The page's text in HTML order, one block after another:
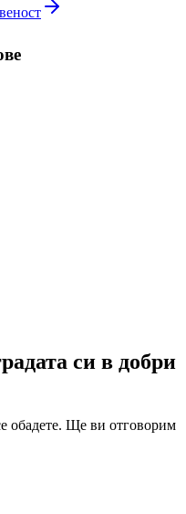
си в добри
обадете. Ще ви отговорим